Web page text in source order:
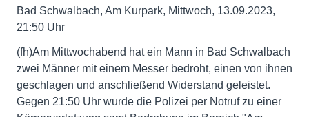
Bad Schwalbach, Am Kurpark, Mittwoch, 13.09.2023,
21:50 Uhr
(fh)Am Mittwochabend hat ein Mann in Bad Schwalbach
zwei Männer mit einem Messer bedroht, einen von ihnen
geschlagen und anschließend Widerstand geleistet.
Gegen 21:50 Uhr wurde die Polizei per Notruf zu einer